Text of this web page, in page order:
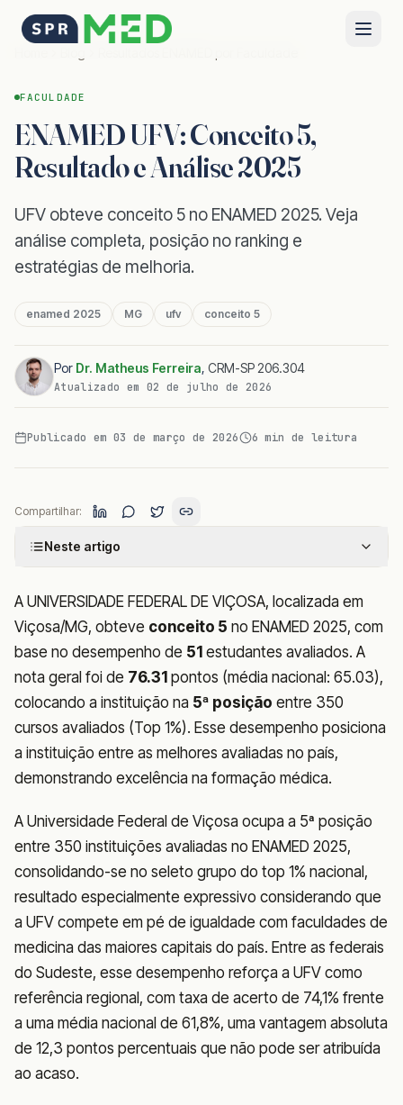
FACULDADE
ENAMED UFV: Conceito 5,
Resultado e Análise 2025
UFV obteve conceito 5 no ENAMED 2025. Veja
análise completa, posição no ranking e
estratégias de melhoria.
enamed 2025 MG ufv conceito 5
Por Dr. Matheus Ferreira, CRM-SP 206.304
Atualizado em 02 de julho de 2026
Publicado em 03 de março de 2026 6 min de leitura
Compartilhar:
Neste artigo
A UNIVERSIDADE FEDERAL DE VIÇOSA, localizada em
Viçosa/MG, obteve conceito 5 no ENAMED 2025, com
base no desempenho de 51 estudantes avaliados. A
nota geral foi de 76.31 pontos (média nacional: 65.03),
colocando a instituição na 5ª posição entre 350
cursos avaliados (Top 1%). Esse desempenho posiciona
a instituição entre as melhores avaliadas no país,
demonstrando excelência na formação médica.
A Universidade Federal de Viçosa ocupa a 5ª posição
entre 350 instituições avaliadas no ENAMED 2025,
consolidando-se no seleto grupo do top 1% nacional,
resultado especialmente expressivo considerando que
a UFV compete em pé de igualdade com faculdades de
medicina das maiores capitais do país. Entre as federais
do Sudeste, esse desempenho reforça a UFV como
referência regional, com taxa de acerto de 74,1% frente
a uma média nacional de 61,8%, uma vantagem absoluta
de 12,3 pontos percentuais que não pode ser atribuída
ao acaso.